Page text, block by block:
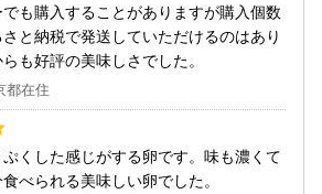
も購入することがありますが購入個数
と納税で発送していただけるのはあり
も好評の美味しさでした。
都在住
くした感じがする卵です。味も濃くて
べられる美味しい卵でした。